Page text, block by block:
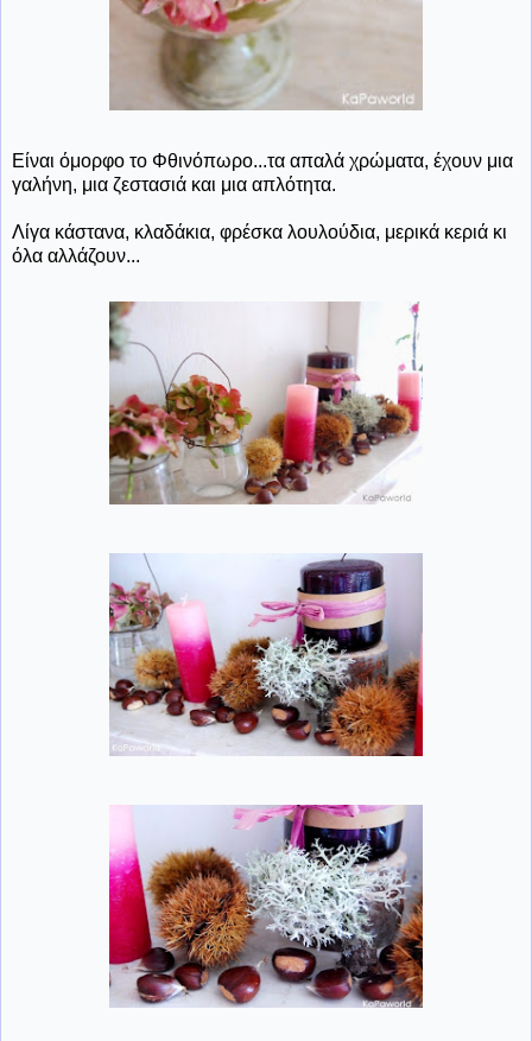
Είναι όμορφο το Φθινόπωρο...τα απαλά χρώματα, έχουν μια
γαλήνη, μια ζεστασιά και μια απλότητα.
Λίγα κάστανα, κλαδάκια, φρέσκα λουλούδια, μερικά κεριά κι
όλα αλλάζουν...